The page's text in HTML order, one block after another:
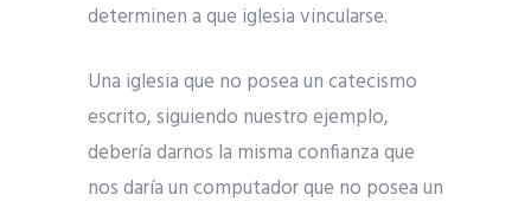
determinen a que iglesia vincularse.
Una iglesia que no posea un catecismo
escrito, siguiendo nuestro ejemplo,
debería darnos la misma confianza que
nos daría un computador que no posea un